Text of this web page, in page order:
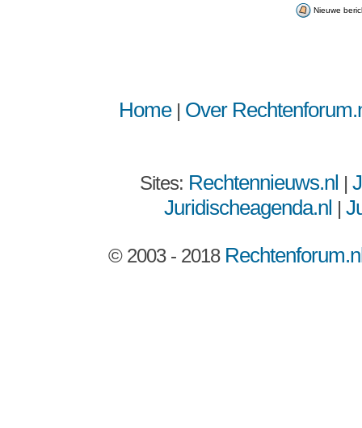
Nieuwe
Home| Over
Sites: Rechtennieuws.nl |
Juridischeagenda.nl |
© 2003 - 2018